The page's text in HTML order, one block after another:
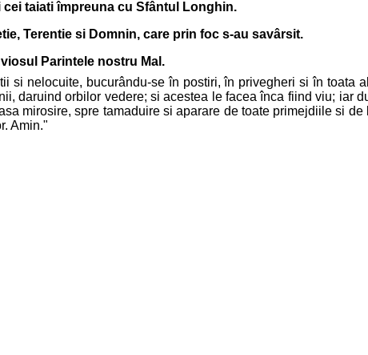
taiati împreuna cu Sfântul Longhin.
Terentie si Domnin, care prin foc s-au savârsit.
Parintele nostru Mal.
nelocuite, bucurându-se în postiri, în privegheri si în toata
daruind orbilor vedere; si acestea le facea înca fiind viu; iar
mirosire, spre tamaduire si aparare de toate primejdiile si
Amin."